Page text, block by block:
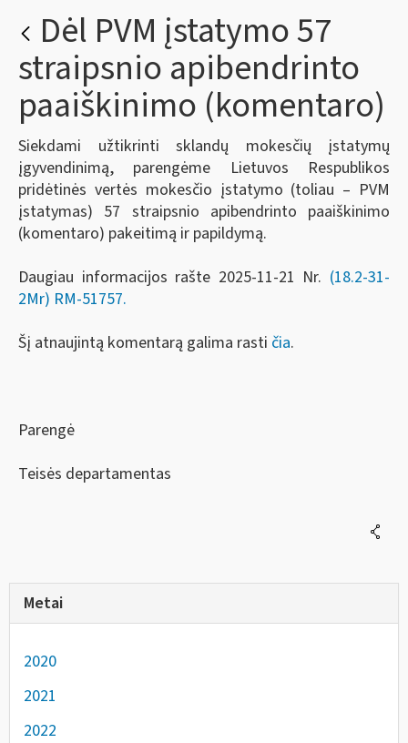
Dėl PVM įstatymo 57
straipsnio apibendrinto
paaiškinimo (komentaro)
Siekdami užtikrinti sklandų mokesčių įstatymų
įgyvendinimą, parengėme Lietuvos Respublikos
pridėtinės vertės mokesčio įstatymo (toliau – PVM
įstatymas) 57 straipsnio apibendrinto paaiškinimo
(komentaro) pakeitimą ir papildymą.
Daugiau informacijos rašte 2025-11-21 Nr. (18.2-31-
2Mr) RM-51757.
Šį atnaujintą komentarą galima rasti čia.
Parengė
Teisės departamentas
Metai
2020
2021
2022